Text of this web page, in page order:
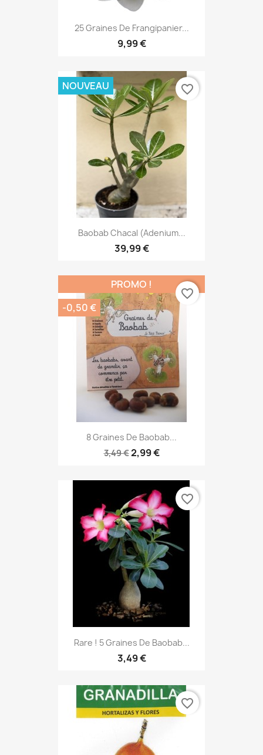
25 Graines De Frangipanier...
9,99 €
Baobab Chacal (adenium...
39,99 €
NOUVEAU favorite_border
8 Graines De Baobab...
3,49 €2,99 €
PROMO !
-0,50 €
favorite_border
Rare ! 5 Graines De Baobab...
3,49 €
favorite_border
favorite_border